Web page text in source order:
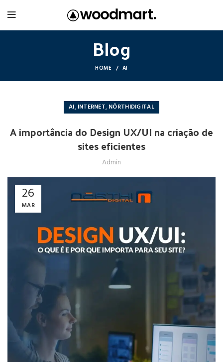
Blog
HOME AI
AI, INTERNET, NÔRTHIDIGITAL
A importância do Design UX/UI na criação de
sites eficientes
Admin
26
MAR